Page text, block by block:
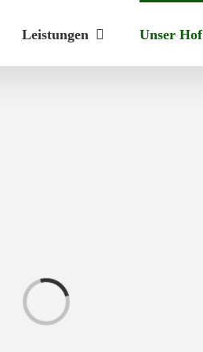
Leistungen Unser Hof
Laden...